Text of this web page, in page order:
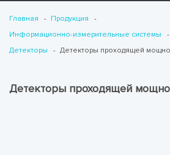
Главная
Продукция
Информационно-измерительные системы
Детекторы
Детекторы проходящей
Детекторы проходящей